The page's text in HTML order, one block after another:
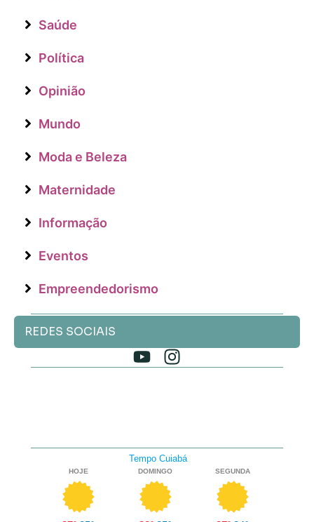
Saúde
Política
Opinião
Mundo
Moda e Beleza
Maternidade
Informação
Eventos
Empreendedorismo
REDES SOCIAIS